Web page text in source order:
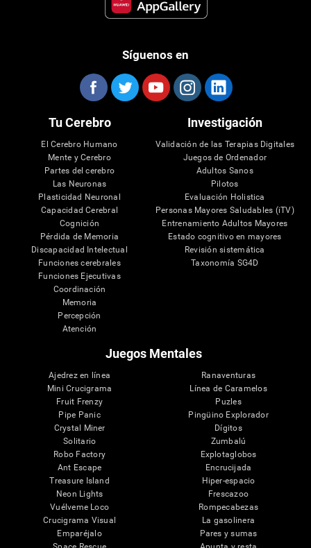
Síguenos en
Tu Cerebro
El Cerebro Humano
Mente y Cerebro
Partes del cerebro
Las Neuronas
Plasticidad Neuronal
Capacidad Cerebral
Cognición
Pérdida de Memoria
Discapacidad Intelectual
Funciones cerebrales
Funciones Ejecutivas
Coordinación
Memoria
Percepción
Atención
Investigación
Validación de las Terapias Digitales
Juegos de Ordenador
Adultos Sanos
Pilotos
Evaluación Holistica
Personas Mayores Saludables (iTV)
Entrenamiento Adultos Mayores
Estado cognitivo en mayores
Revisión sistemática
Taxonomía SG4D
Juegos Mentales
Ajedrez en línea
Mini Crucigrama
Fruit Frenzy
Pipe Panic
Crystal Miner
Solitario
Robo Factory
Ant Escape
Treasure Island
Neon Lights
Vuélveme Loco
Crucigrama Visual
Emparéjalo
Ranaventuras
Línea de Caramelos
Puzles
Pingüino Explorador
Dígitos
Zumbalú
Explotaglobos
Encrucijada
Hiper-espacio
Frescazoo
Rompecabezas
La gasolinera
Pares y sumas